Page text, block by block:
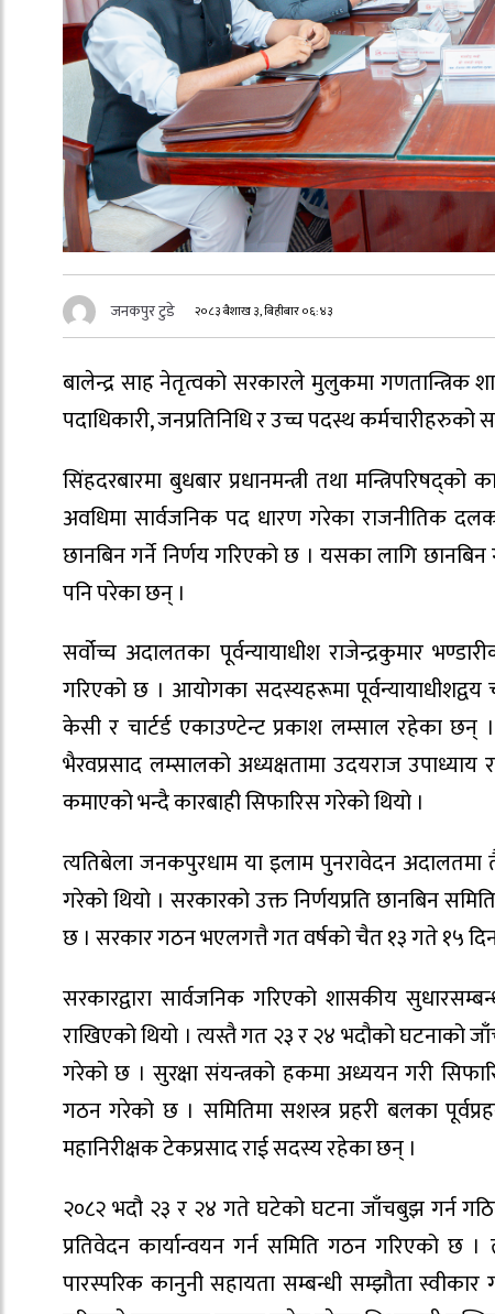
जनकपुर टुडे २०८३ बैशाख ३, बिहीबार ०६:४३
बालेन्द्र साह नेतृत्वको सरकारले मुलुकमा गणतान्त्रिक
पदाधिकारी, जनप्रतिनिधि र उच्च पदस्थ कर्मचारीहरुको
सिंहदरबारमा बुधबार प्रधानमन्त्री तथा
अवधिमा सार्वजनिक पद धारण गरेका राजनीतिक
छानबिन गर्ने निर्णय गरिएको छ । यसका लागि
पनि परेका छन् ।
सर्वोच्च अदालतका पूर्वन्यायाधीश राजेन्द्रकुमार
गरिएको छ । आयोगका सदस्यहरूमा पूर्वन्यायाधीशद्वय
केसी र चार्टर्ड एकाउण्टेन्ट प्रकाश लम्साल रहेका छन्
भैरवप्रसाद लम्सालको अध्यक्षतामा उदयराज
कमाएको भन्दै कारबाही सिफारिस गरेको थियो ।
त्यतिबेला जनकपुरधाम या इलाम पुनरावेदन अदालतमा
गरेको थियो । सरकारको उक्त निर्णयप्रति छानबिन
छ । सरकार गठन भएलगत्तै गत वर्षको चैत १३ गते १५
सरकारद्वारा सार्वजनिक गरिएको शासकीय
राखिएको थियो । त्यस्तै गत २३ र २४ भदौको घटनाको
गरेको छ । सुरक्षा संयन्त्रको हकमा अध्ययन गरी
गठन गरेको छ । समितिमा सशस्त्र प्रहरी बलका
महानिरीक्षक टेकप्रसाद राई सदस्य रहेका छन् ।
२०८२ भदौ २३ र २४ गते घटेको घटना जाँचबुझ गर्न
प्रतिवेदन कार्यान्वयन गर्न समिति गठन गरिएको छ
पारस्परिक कानुनी सहायता सम्बन्धी सम्झौता